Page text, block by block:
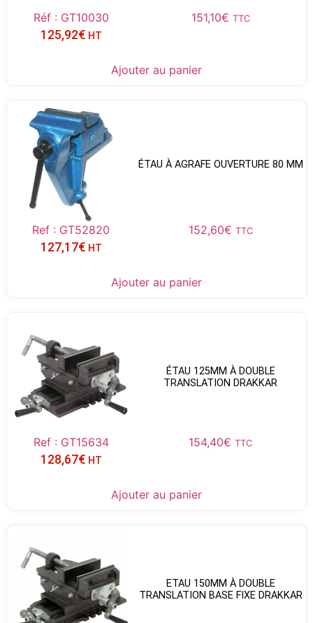
Réf : GT10030 151,10€ TTC
125,92€ HT
Ajouter au panier
ÉTAU À AGRAFE OUVERTURE 80 MM
Ref : GT52820 152,60€ TTC
127,17€ HT
Ajouter au panier
ÉTAU 125MM À DOUBLE
TRANSLATION DRAKKAR
Ref : GT15634 154,40€ TTC
128,67€ HT
Ajouter au panier
ETAU 150MM À DOUBLE
TRANSLATION BASE FIXE DRAKKAR